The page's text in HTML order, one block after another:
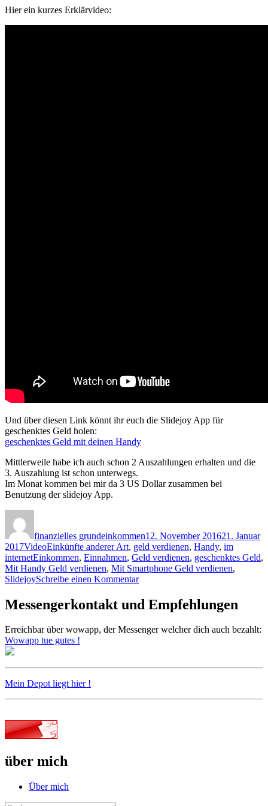
Hier ein kurzes Erklärvideo:
Und über diesen Link könnt ihr euch die Slidejoy App für
geschenktes Geld holen:
geschenktes Geld mit deinen Handy
Mittlerweile habe ich auch schon 2 Auszahlungen erhalten und die
3. Auszahlung ist schon unterwegs.
Im Monat kommen bei mir da 3 US Dollar zusammen bei
Benutzung der slidejoy App.
finanzielles grundeinkommen12. November 201621. Januar
2017Format
VideoKategorien
Einkünfte anderer Art, geld verdienen, Handy, im
internetSchlagwörter
Einkommen, Einnahmen, Geld verdienen, geschenktes Geld,
Mit Handy Geld verdienen, Mit Smartphone Geld verdienen,
SlidejoySchreibe einen Kommentarzu
Geld
mit
Slidejoy
Messengerkontakt und Empfehlungen
Erreichbar über wowapp, der Messenger welcher dich auch bezahlt:
Wowapp tue gutes !
Mein Depot liegt hier !
über mich
Über mich